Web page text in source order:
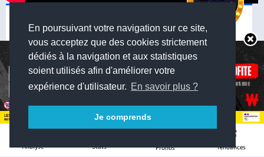
En poursuivant votre navigation sur ce site,
vous acceptez que des cookies strictement
dédiés à la navigation et aux statistiques
soient utilisés afin d'améliorer votre
expérience d'utilisateur. En savoir plus ?
Je comprends
Analyse Stats Pronos Tendances
Pronostic de
nos experts
Le Real Madrid inflige
une première défaite
à l'Espanyol ?
1 N 2
Pronostic des
bookmakers